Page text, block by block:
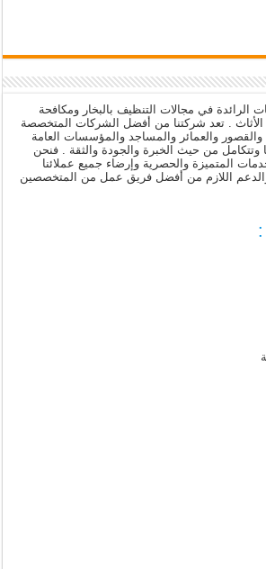
في مجالات التنظيف بالبخار ومكافحة
. تعد شركتنا من أفضل الشركات المتخصصة
والعمائر والمساجد والمؤسسات العامة
وتتكامل من حيث الخبرة والجودة والثقة . فنحن
المتميزة والحصرية وإرضاء جميع عملائنا
اللازم من أفضل فريق عمل من المتخصصين